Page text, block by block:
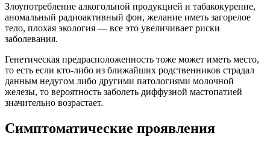
Злоупотребление алкогольной продукцией и табакокурение,
аномальный радиоактивный фон, желание иметь загорелое
тело, плохая экология — все это увеличивает риски
заболевания.
Генетическая предрасположенность тоже может иметь место,
то есть если кто-либо из ближайших родственников страдал
данным недугом либо другими патологиями молочной
железы, то вероятность заболеть диффузной мастопатией
значительно возрастает.
Симптоматические проявления